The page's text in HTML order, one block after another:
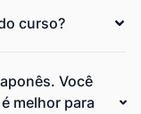
curso?
Você
melhor para